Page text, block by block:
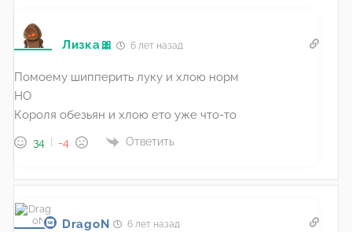
Лизка🎀 6 лет назад
Помоему шипперить луку и хлою норм
НО
Короля обезьян и хлою ето уже что-то
34 -4 Ответить
DragoN 6 лет назад